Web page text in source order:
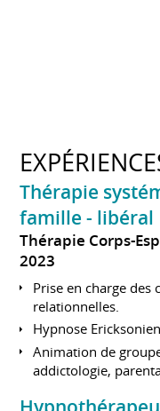
Thérapie
famille - libéral
Thérapie Corps-
2023
Prise en charge
relationnelles.
Hypnose
Animation de
addictologie,